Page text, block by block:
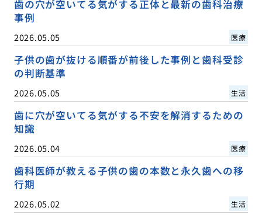
歯の穴が空いてる気がする正体と最新の歯科治療
事例
2026.05.05 医療
子供の歯が抜ける順番が前後した事例と歯科受診
の判断基準
2026.05.05 生活
歯に穴が空いてる気がする不安を解消するための
知識
2026.05.04 医療
歯科医師が教える子供の歯の本数と永久歯への移
行期
2026.05.02 生活